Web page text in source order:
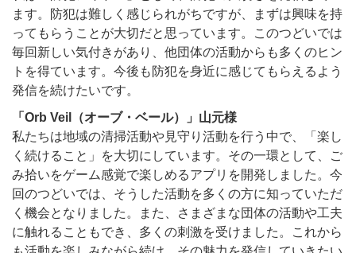
ます。防犯は難しく感じられがちですが、まずは興味を持
ってもらうことが大切だと思っています。このつどいでは
毎回新しい気付きがあり、他団体の活動からも多くのヒン
トを得ています。今後も防犯を身近に感じてもらえるよう
発信を続けたいです。
「Orb Veil（オーブ・ベール）」山元様
私たちは地域の清掃活動や見守り活動を行う中で、「楽し
く続けること」を大切にしています。その一環として、ご
み拾いをゲーム感覚で楽しめるアプリを開発しました。今
回のつどいでは、そうした活動を多くの方に知っていただ
く機会となりました。また、さまざまな団体の活動や工夫
に触れることもでき、多くの刺激を受けました。これから